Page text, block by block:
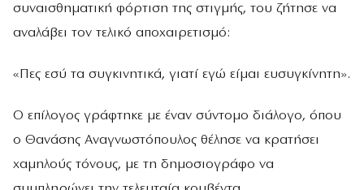
συναισθηματική φόρτιση της στιγμής, του ζήτησε να
αναλάβει τον τελικό αποχαιρετισμό:
«Πες εσύ τα συγκινητικά, γιατί εγώ είμαι ευσυγκίνητη».
Ο επίλογος γράφτηκε με έναν σύντομο διάλογο, όπου
ο Θανάσης Αναγνωστόπουλος θέλησε να κρατήσει
χαμηλούς τόνους, με τη δημοσιογράφο να